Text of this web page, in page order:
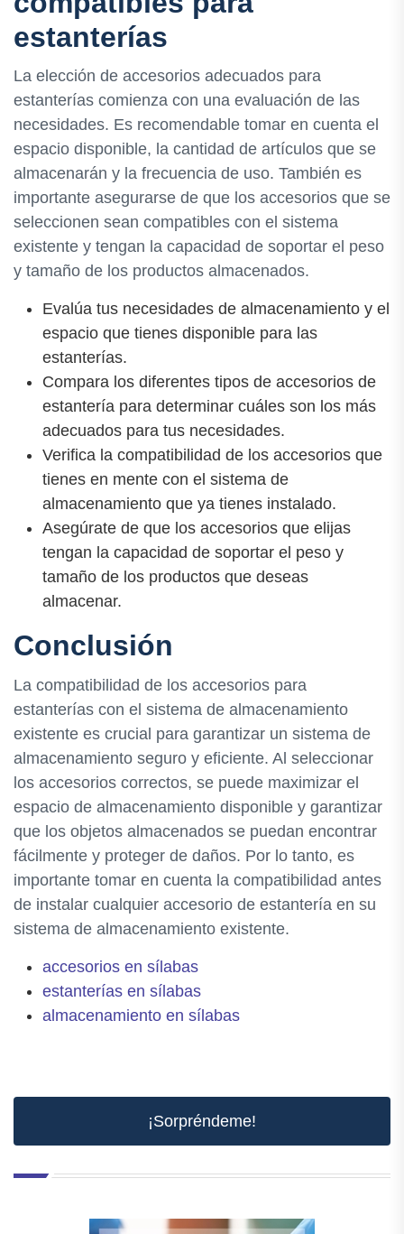
estanterías
La elección de accesorios adecuados para
estanterías comienza con una evaluación de las
necesidades. Es recomendable tomar en cuenta el
espacio disponible, la cantidad de artículos que se
almacenarán y la frecuencia de uso. También es
importante asegurarse de que los accesorios que se
seleccionen sean compatibles con el sistema
existente y tengan la capacidad de soportar el peso
y tamaño de los productos almacenados.
Evalúa tus necesidades de almacenamiento y el
espacio que tienes disponible para las
estanterías.
Compara los diferentes tipos de accesorios de
estantería para determinar cuáles son los más
adecuados para tus necesidades.
Verifica la compatibilidad de los accesorios que
tienes en mente con el sistema de
almacenamiento que ya tienes instalado.
Asegúrate de que los accesorios que elijas
tengan la capacidad de soportar el peso y
tamaño de los productos que deseas
almacenar.
Conclusión
La compatibilidad de los accesorios para
estanterías con el sistema de almacenamiento
existente es crucial para garantizar un sistema de
almacenamiento seguro y eficiente. Al seleccionar
los accesorios correctos, se puede maximizar el
espacio de almacenamiento disponible y garantizar
que los objetos almacenados se puedan encontrar
fácilmente y proteger de daños. Por lo tanto, es
importante tomar en cuenta la compatibilidad antes
de instalar cualquier accesorio de estantería en su
sistema de almacenamiento existente.
accesorios en sílabas
estanterías en sílabas
almacenamiento en sílabas
¡Sorpréndeme!